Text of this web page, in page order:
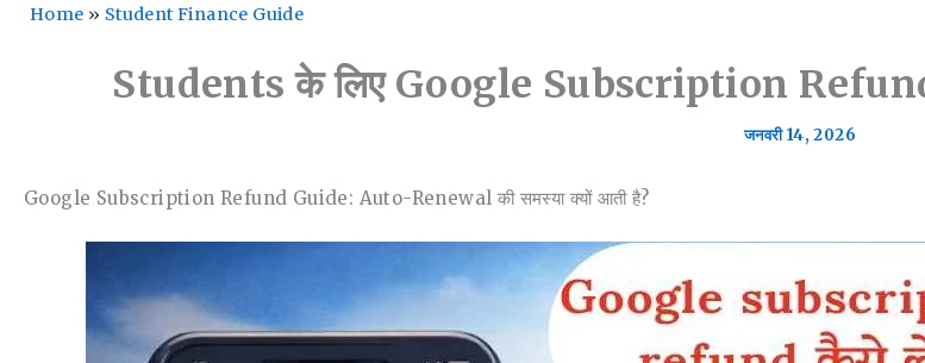
Home » Student Finance Guide
Students के लिए Google Subscription Refund
जनवरी 14, 2026
Google Subscription Refund Guide: Auto-Renewal की समस्या क्यों आती है?